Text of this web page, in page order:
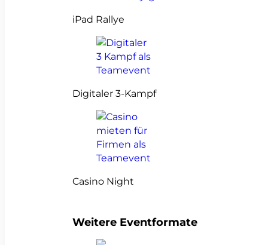
iPad Rallye
Digitaler 3-Kampf
Casino Night
Weitere Eventformate